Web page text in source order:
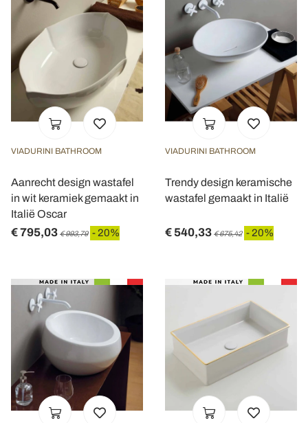
VIADURINI BATHROOM
Aanrecht design wastafel
in wit keramiek gemaakt in
Italië Oscar
€ 795,03 € 993,79 - 20%
VIADURINI BATHROOM
Trendy design keramische
wastafel gemaakt in Italië
€ 540,33 € 675,42 - 20%